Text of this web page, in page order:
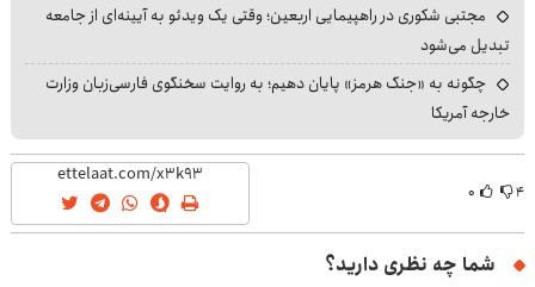
مجتبی شکوری در راهپیمایی اربعین؛ وقتی یک ویدئو به آیینه‌ای از جامعه
تبدیل می‌شود
چگونه به «جنگ هرمز» پایان دهیم؛ به روایت سخنگوی فارسی‌زبان وزارت
خارجه آمریکا
۴ ۰
شما چه نظری دارید؟